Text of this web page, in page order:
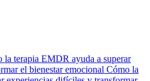
la terapia EMDR ayuda a superar
el bienestar emocional Cómo la